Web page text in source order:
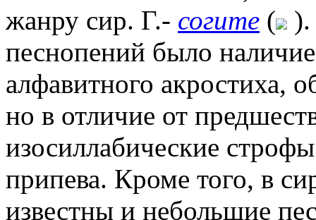
жанру сир. Г.- согите (
).
песнопений было
алфавитного акростиха,
но в отличие от
изосиллабические
припева. Кроме того, в
известны и небольшие